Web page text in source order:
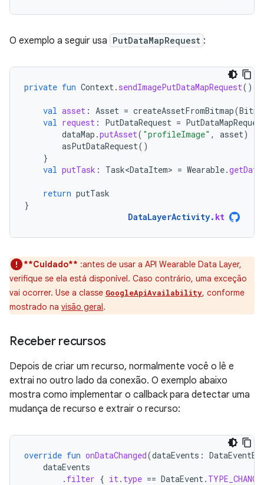
O exemplo a seguir usa PutDataMapRequest :
private fun Context. sendImagePutDataMapRequest():
val asset : Asset = createAssetFromBitmap(
val request : PutDataRequest =
dataMap .putAsset( "profileImage" , asset)
asPutDataRequest()
}
val putTask : Task<DataItem> = Wearable.
return putTask
}
DataLayerActivity. kt
**Cuidado** :antes de usar a API Wearable Data Layer,
verifique se ela está disponível. Caso contrário, uma exceção
vai ocorrer. Use a classe GoogleApiAvailability, conforme
mostrado na visão geral.
Receber recursos
Depois de criar um recurso, normalmente você o lê e
extrai no outro lado da conexão. O exemplo abaixo
mostra como implementar o callback para detectar uma
mudança de recurso e extrair o recurso:
override fun onDataChanged(dataEvents :
dataEvents
. filter { it. type == DataEvent.